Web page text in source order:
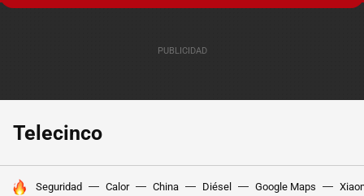
Telecinco
HOY SE HABLA DE
Seguridad Calor China Diésel Google Maps